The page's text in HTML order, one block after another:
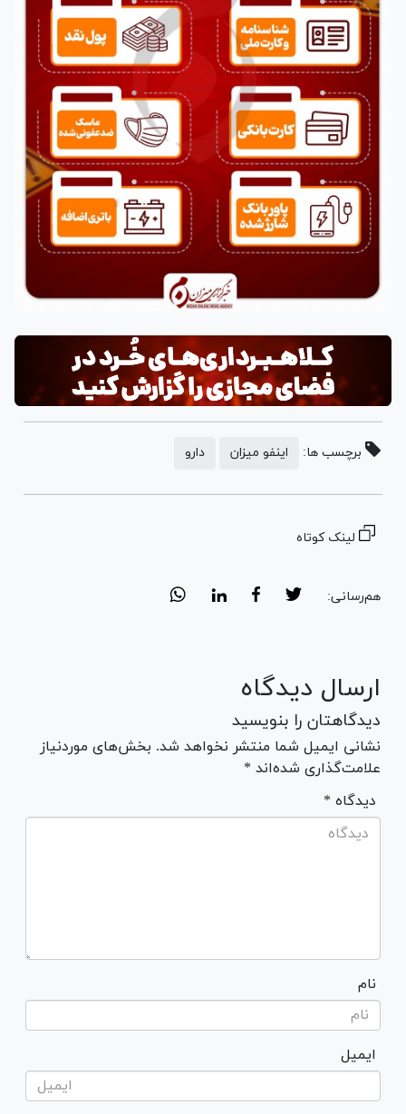
برچسب ها: اینفو میزان دارو
لینک کوتاه
هم‌رسانی:
ارسال دیدگاه
دیدگاهتان را بنویسید
نشانی ایمیل شما منتشر نخواهد شد. بخش‌های موردنیاز
علامت‌گذاری شده‌اند *
* دیدگاه
نام
ایمیل